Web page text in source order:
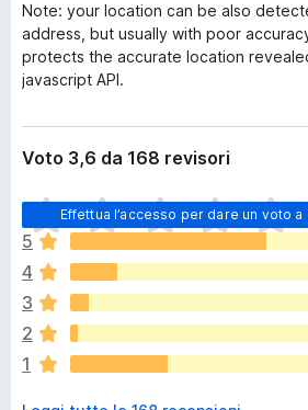
Note: your location can be also
address, but usually with poor
protects the accurate location
javascript API.
Voto 3,6 da 168 revisori
Effettua l’accesso per dare un voto
N
o
n
c
i
s
o
n
5
4
3
2
1